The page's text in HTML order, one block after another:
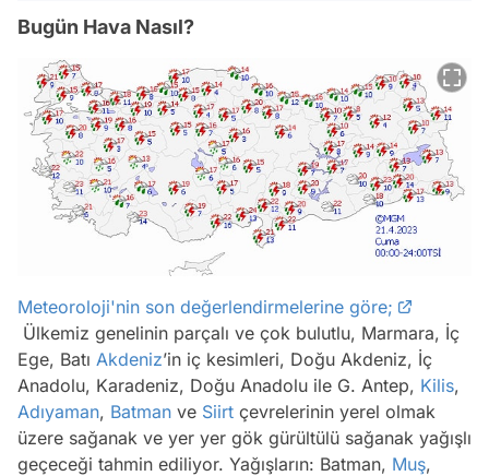
Bugün Hava Nasıl?
Meteoroloji'nin son değerlendirmelerine göre;
Ülkemiz genelinin parçalı ve çok bulutlu, Marmara, İç
Ege, Batı Akdeniz’in iç kesimleri, Doğu Akdeniz, İç
Anadolu, Karadeniz, Doğu Anadolu ile G. Antep, Kilis,
Adıyaman, Batman ve Siirt çevrelerinin yerel olmak
üzere sağanak ve yer yer gök gürültülü sağanak yağışlı
geçeceği tahmin ediliyor. Yağışların: Batman, Muş,